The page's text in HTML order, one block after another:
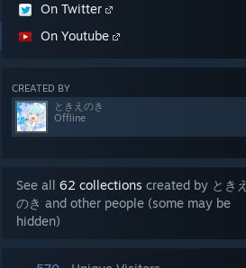
On Twitter
On Youtube
CREATED BY
ときえのき
Offline
See all 62 collections created by ときえ
のき and other people (some may be
hidden)